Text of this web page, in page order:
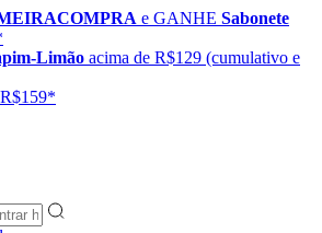
e GANHE Sabonete
Limão acima de R$129 (cumulativo e